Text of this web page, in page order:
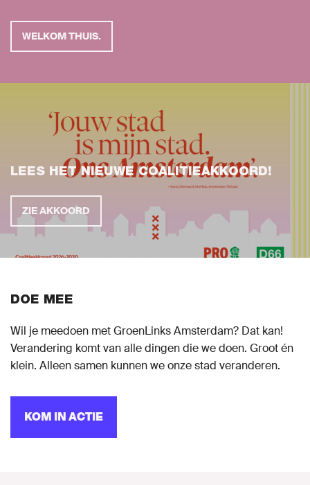
WELKOM THUIS.
LEES HET NIEUWE COALITIEAKKOORD!
ZIE AKKOORD
DOE MEE
Wil je meedoen met GroenLinks Amsterdam? Dat kan!
Verandering komt van alle dingen die we doen. Groot én
klein. Alleen samen kunnen we onze stad veranderen.
KOM IN ACTIE
Gemeenteraadsverkiezingen 2026
MIJN GROENLINKS
ENGLISH